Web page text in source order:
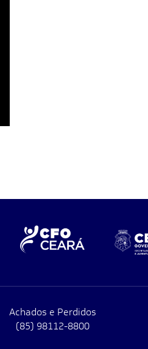
Achados e Perdidos
(85) 98112-8800